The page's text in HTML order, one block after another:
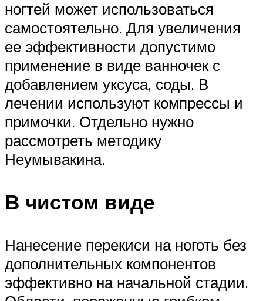
ногтей может использоваться
самостоятельно. Для увеличения
ее эффективности допустимо
применение в виде ванночек с
добавлением уксуса, соды. В
лечении используют компрессы и
примочки. Отдельно нужно
рассмотреть методику
Неумывакина.
В чистом виде
Нанесение перекиси на ноготь без
дополнительных компонентов
эффективно на начальной стадии.